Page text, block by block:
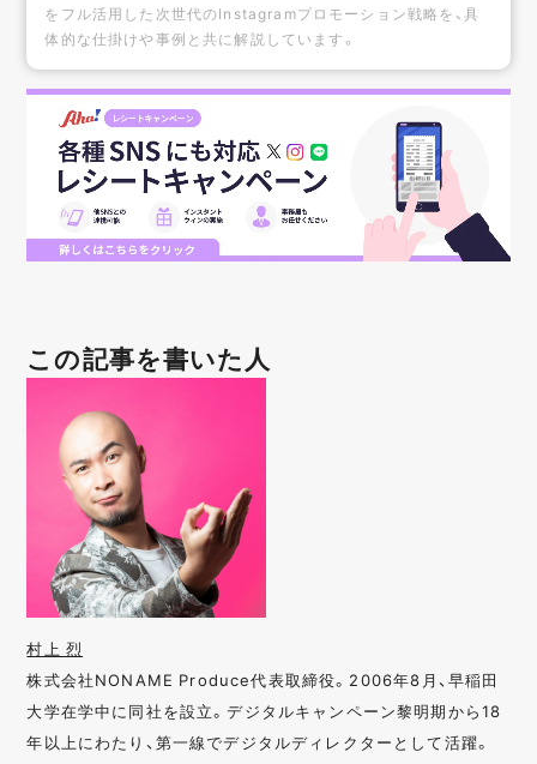
をフル活用した次世代のInstagramプロモーション戦略を、具
体的な仕掛けや事例と共に解説しています。
この記事を書いた人
村上 烈
株式会社NONAME Produce代表取締役。2006年8月、早稲田
大学在学中に同社を設立。デジタルキャンペーン黎明期から18
年以上にわたり、第一線でデジタルディレクターとして活躍。